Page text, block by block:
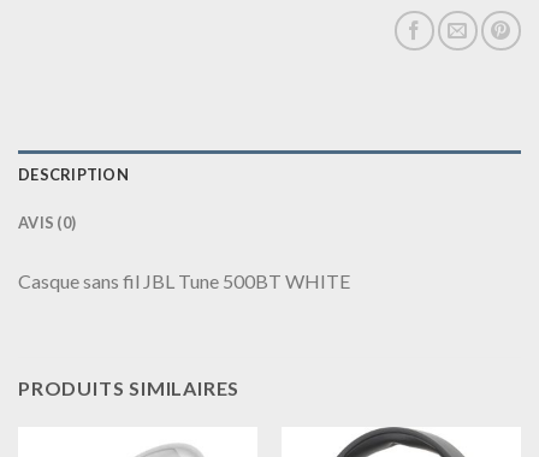
DESCRIPTION
AVIS (0)
Casque sans fil JBL Tune 500BT WHITE
PRODUITS SIMILAIRES